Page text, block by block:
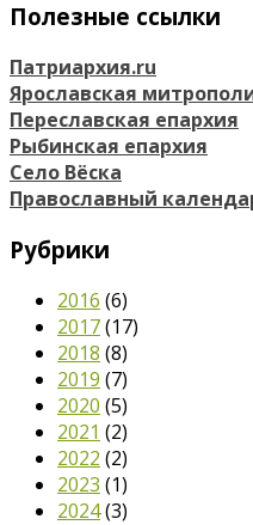
Полезные ссылки
Патриархия.ru
Ярославская
Переславская епархия
Рыбинская епархия
Село Вёска
Православный
Рубрики
2016 (6)
2017(17)
2018 (8)
2019 (7)
2020 (5)
2021 (2)
2022 (2)
2023 (1)
2024(3)